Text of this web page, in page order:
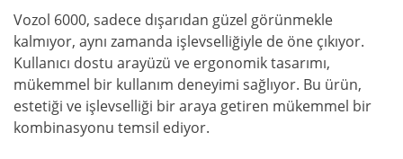
Vozol 6000, sadece dışarıdan güzel görünmekle
kalmıyor, aynı zamanda işlevselliğiyle de öne çıkıyor.
Kullanıcı dostu arayüzü ve ergonomik tasarımı,
mükemmel bir kullanım deneyimi sağlıyor. Bu ürün,
estetiği ve işlevselliği bir araya getiren mükemmel bir
kombinasyonu temsil ediyor.